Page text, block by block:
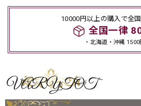
10000円以上の購入で全
全国一律
・北海道・沖縄 1500